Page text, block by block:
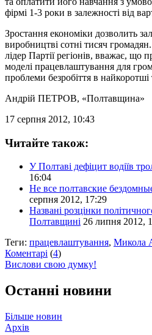
фірмі 1-3 роки в залежності від
Зростання економіки дозволить
виробництві сотні тисяч
лідер Партії регіонів, вважає, що
моделі працевлаштування для
проблеми безробіття в найкоротші
Андрій ПЕТРОВ, «Полтавщина»
17 серпня 2012, 10:43
Читайте також:
У Полтаві дефіцит водіїв
16:04
Не все полтавские
серпня 2012, 17:29
Названі розцінки
Полтавщині 26 липня 2012,
Теги: працевлаштування, Микола
Коментарі (4)
Вислови свою думку!
Останні новини
Більше новин
Архів